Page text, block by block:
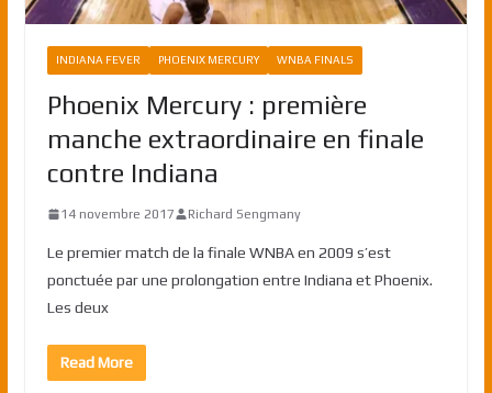
INDIANA FEVER PHOENIX MERCURY WNBA FINALS
Phoenix Mercury : première
manche extraordinaire en finale
contre Indiana
14 novembre 2017 Richard Sengmany
Le premier match de la finale WNBA en 2009 s’est
ponctuée par une prolongation entre Indiana et Phoenix.
Les deux
Read More